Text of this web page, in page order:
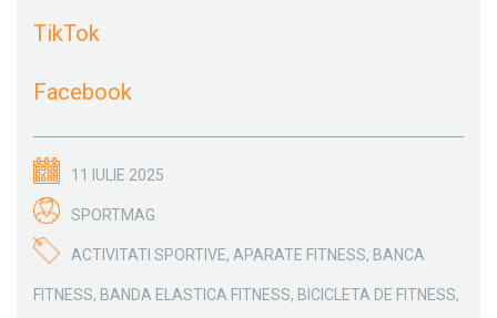
TikTok
Facebook
11 IULIE 2025
SPORTMAG
ACTIVITATI SPORTIVE, APARATE FITNESS, BANCA
FITNESS, BANDA ELASTICA FITNESS, BICICLETA DE FITNESS,